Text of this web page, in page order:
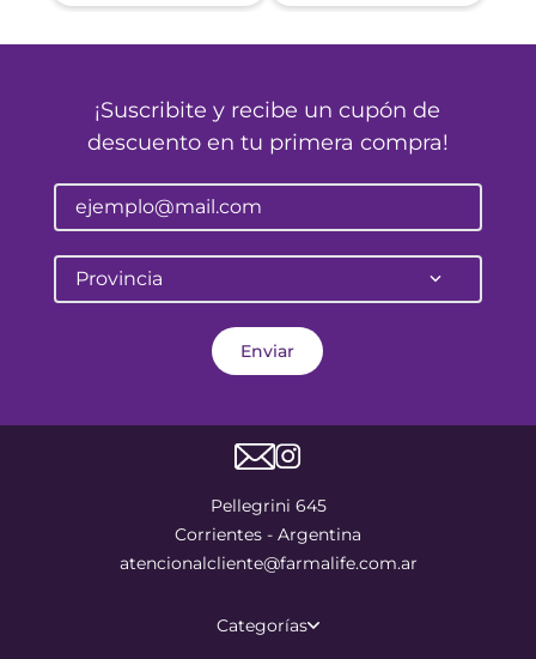
¡Suscribite y recibe un cupón de
descuento en tu primera compra!
Provincia
Enviar
Pellegrini 645
Corrientes - Argentina
atencionalcliente@farmalife.com.ar
Categorías